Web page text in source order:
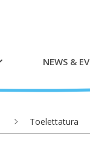
NEWS &
Toelettatura